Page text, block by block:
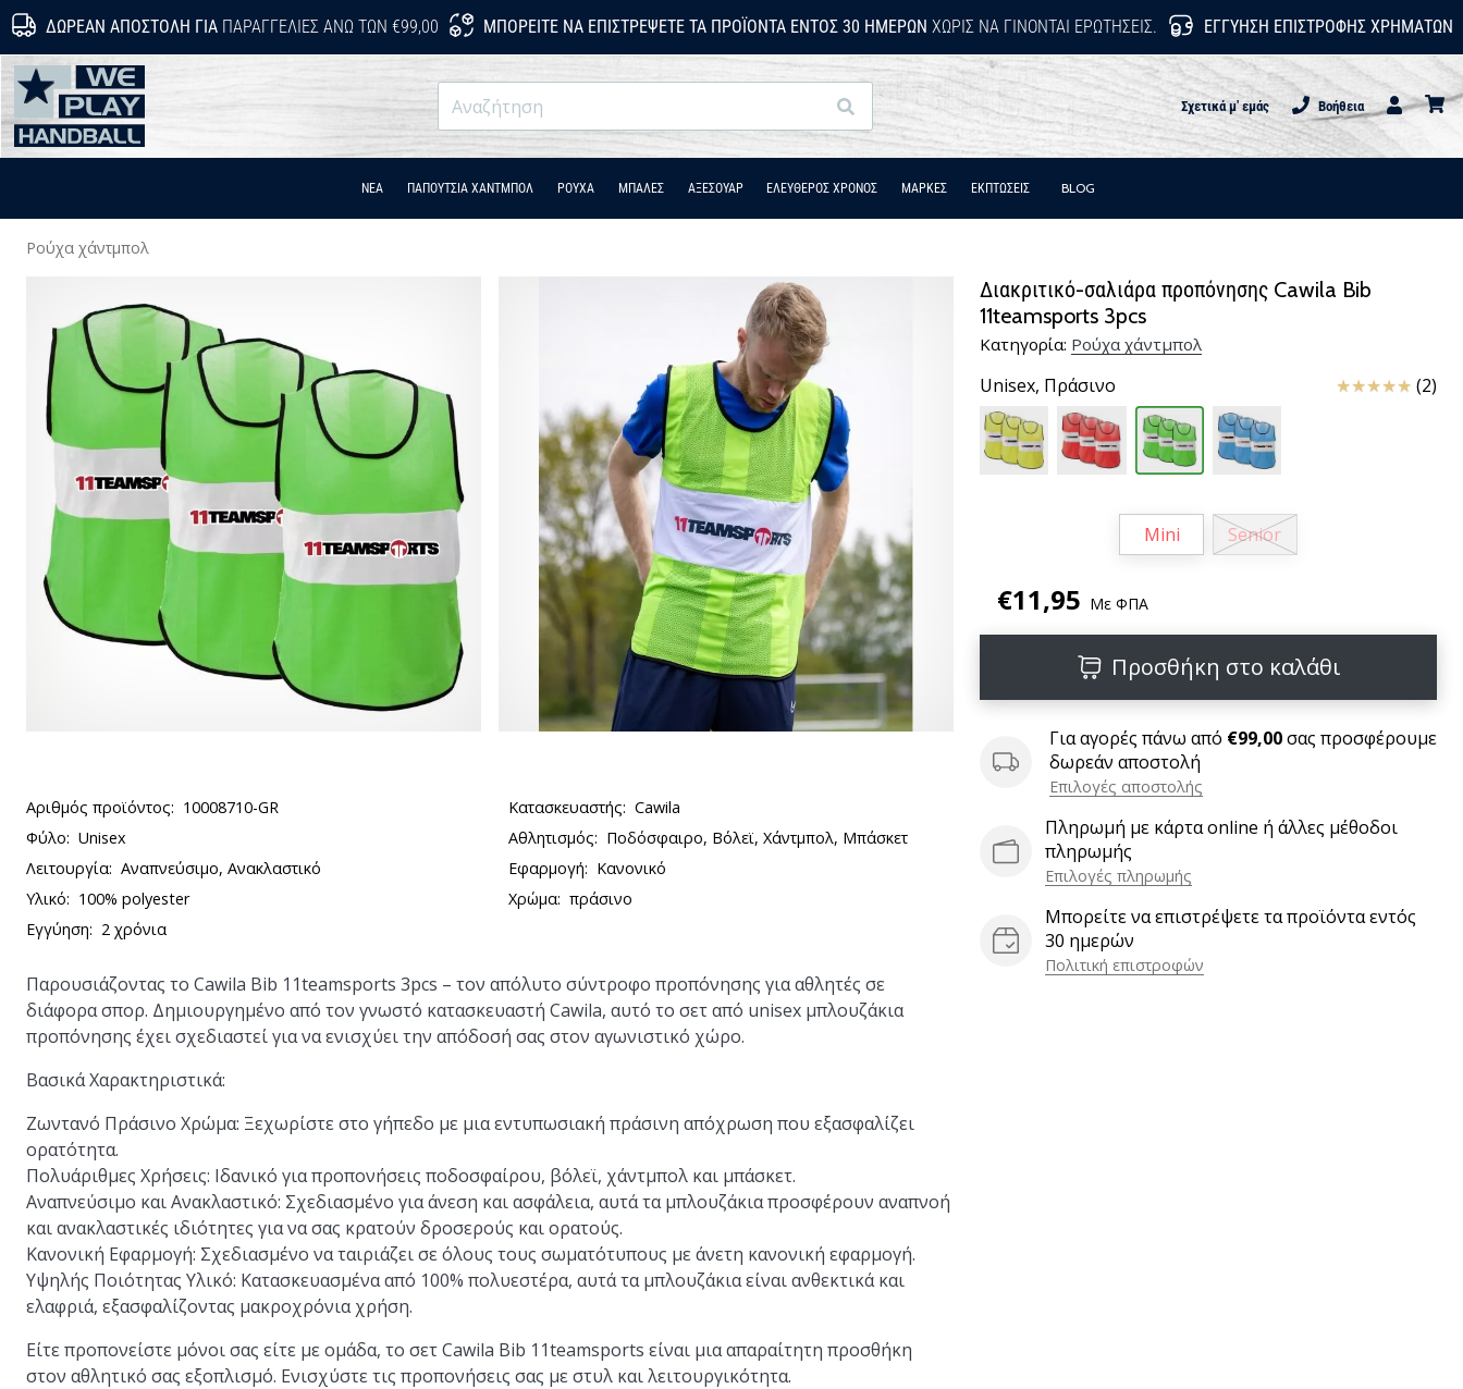
ΔΩΡΕΆΝ ΑΠΟΣΤΟΛΉ ΓΙΑΠΑΡΑΓΓΕΛΊΕΣ ΆΝΩ ΤΩΝ €99,00 ΜΠΟΡΕΊΤΕ ΝΑ ΕΠΙΣΤΡΈΨΕΤΕ ΤΑ ΠΡΟΪΌΝΤΑ ΕΝΤΌΣ 30 ΗΜΕΡΏΝ ΧΩΡΊΣ ΝΑ ΓΊΝΟΝΤΑΙ ΕΡΩΤΉΣΕΙΣ. ΕΓΓΎΗΣΗ ΕΠΙΣΤΡΟΦΉΣ ΧΡΗΜΆΤΩΝ
WePlayHandball.cy
Αναζήτηση Σχετικά μ' εμάς
Βοήθεια
Χρήστης
ΝΕΑ ΠΑΠΟΎΤΣΙΑ ΧΆΝΤΜΠΟΛ ΡΟΎΧΑ ΜΠΑΛΕΣ ΑΞΕΣΟΥΑΡ ΕΛΕΥΘΕΡΟΣ ΧΡΟΝΟΣ ΜΑΡΚΕΣ ΕΚΠΤΩΣΕΙΣ BLOG
Ρούχα χάντμπολ
Διακριτικό-σαλιάρα προπόνησης Cawila Bib
11teamsports 3pcs
Κατηγορία: Ρούχα χάντμπολ
Unisex, Πράσινο Κριτικές (2)
Mini Senior
€11,95 Με ΦΠΑ
Προσθήκη στο καλάθι
Για αγορές πάνω από €99,00σας προσφέρουμε
δωρεάν αποστολή
Επιλογές αποστολής
Πληρωμή με κάρτα online ή άλλες μέθοδοι
πληρωμής
Επιλογές πληρωμής
Μπορείτε να επιστρέψετε τα προϊόντα εντός
30 ημερών
Πολιτική επιστροφών
Αριθμός προϊόντος: 10008710-GR Κατασκευαστής: Cawila
Φύλο: Unisex Αθλητισμός: Ποδόσφαιρο, Βόλεϊ, Χάντμπολ, Μπάσκετ
Λειτουργία: Αναπνεύσιμο, Ανακλαστικό Εφαρμογή: Κανονικό
Υλικό: 100% polyester Χρώμα: πράσινο
Εγγύηση: 2 χρόνια
Παρουσιάζοντας το Cawila Bib 11teamsports 3pcs – τον απόλυτο σύντροφο προπόνησης για αθλητές σε
διάφορα σπορ. Δημιουργημένο από τον γνωστό κατασκευαστή Cawila, αυτό το σετ από unisex μπλουζάκια
προπόνησης έχει σχεδιαστεί για να ενισχύει την απόδοσή σας στον αγωνιστικό χώρο.
Βασικά Χαρακτηριστικά:
Ζωντανό Πράσινο Χρώμα: Ξεχωρίστε στο γήπεδο με μια εντυπωσιακή πράσινη απόχρωση που εξασφαλίζει
ορατότητα.
Πολυάριθμες Χρήσεις: Ιδανικό για προπονήσεις ποδοσφαίρου, βόλεϊ, χάντμπολ και μπάσκετ.
Αναπνεύσιμο και Ανακλαστικό: Σχεδιασμένο για άνεση και ασφάλεια, αυτά τα μπλουζάκια προσφέρουν αναπνοή
και ανακλαστικές ιδιότητες για να σας κρατούν δροσερούς και ορατούς.
Κανονική Εφαρμογή: Σχεδιασμένο να ταιριάζει σε όλους τους σωματότυπους με άνετη κανονική εφαρμογή.
Υψηλής Ποιότητας Υλικό: Κατασκευασμένα από 100% πολυεστέρα, αυτά τα μπλουζάκια είναι ανθεκτικά και
ελαφριά, εξασφαλίζοντας μακροχρόνια χρήση.
Είτε προπονείστε μόνοι σας είτε με ομάδα, το σετ Cawila Bib 11teamsports είναι μια απαραίτητη προσθήκη
στον αθλητικό σας εξοπλισμό. Ενισχύστε τις προπονήσεις σας με στυλ και λειτουργικότητα.